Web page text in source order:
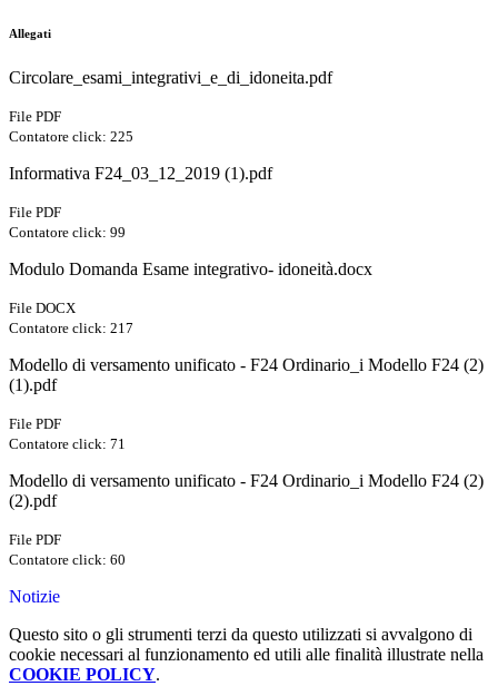
Allegati
Circolare_esami_integrativi_e_di_idoneita.pdf
File PDF
Contatore click: 225
Informativa F24_03_12_2019 (1).pdf
File PDF
Contatore click: 99
Modulo Domanda Esame integrativo- idoneità.docx
File DOCX
Contatore click: 217
Modello di versamento unificato - F24 Ordinario_i Modello F24 (2)
(1).pdf
File PDF
Contatore click: 71
Modello di versamento unificato - F24 Ordinario_i Modello F24 (2)
(2).pdf
File PDF
Contatore click: 60
Notizie
Questo sito o gli strumenti terzi da questo utilizzati si avvalgono di
cookie necessari al funzionamento ed utili alle finalità illustrate nella
COOKIE POLICY.